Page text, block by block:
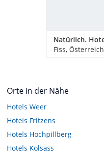
Fiss, Österreich
Orte in der Nähe
Hotels Weer
Hotels Fritzens
Hotels Hochpillberg
Hotels Kolsass